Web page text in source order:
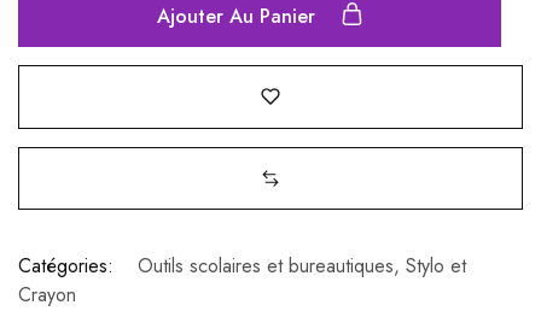
Ajouter Au Panier
Catégories: Outils scolaires et bureautiques, Stylo et
Crayon